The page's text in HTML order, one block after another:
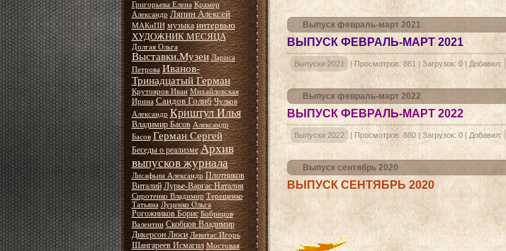
Григорьева Елена Крамер
Александр Ляпин Алексей
МАКиПИ музыка интервью
ХУДОЖНИК МЕСЯЦА
Долгая Ольга
Выставки.Музеи Лариса
Петрова Иванов-
Тринадцатый Герман
Крутояров Иван Михайловская
Ирина Саидов Голиб Чулков
Александр Криштул Илья
Владимир Басов Александр
Басов Герман Сергей
Беседы о реализме Архив
выпусков журнала
Лисафьин Александр Плотников
Виталий Лурье-Варгас Наталия
Сиротенко Владимир Терещенко
Татьяна Луценко Ольга
Рогожников Борис Бобрецов
Валентин Скобцов Владимир
Дикерсон Люси Левитас Игорь
Шангареев Исмагил Мостовая
Выпуск февраль-март 2021
ВЫПУСК ФЕВРАЛЬ-МАРТ 2021
Выпуски 2021 | Просмотров: 881 | Загрузок: 0| Добавил:
Выпуск февраль-март 2022
ВЫПУСК ФЕВРАЛЬ-МАРТ 2022
Выпуски 2022 | Просмотров: 880| Загрузок: 0| Добавил:
Выпуск сентябрь 2020
ВЫПУСК СЕНТЯБРЬ 2020